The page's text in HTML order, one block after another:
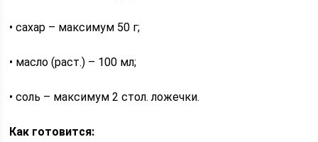
• сахар – максимум 50 г;
• масло (раст.) – 100 мл;
• соль – максимум 2 стол. ложечки.
Как готовится: